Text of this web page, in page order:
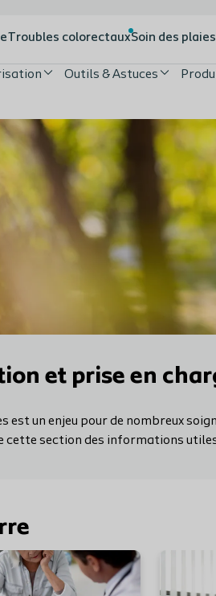
Troubles colorectauxSoin des plaies
Outils & Astuces
et prise en
est un enjeu pour de nombreux
cette section des informations
En savoir plus